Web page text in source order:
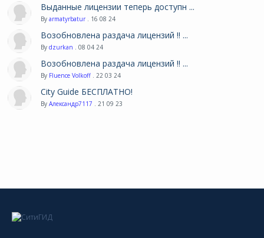
Выданные лицензии теперь доступн ...
By armatyrbatur . 16 08 24
Возобновлена раздача лицензий !! ...
By dzurkan . 08 04 24
Возобновлена раздача лицензий !! ...
By Fluence Volkoff . 22 03 24
City Guide БЕСПЛАТНО!
By Александр7117 . 21 09 23